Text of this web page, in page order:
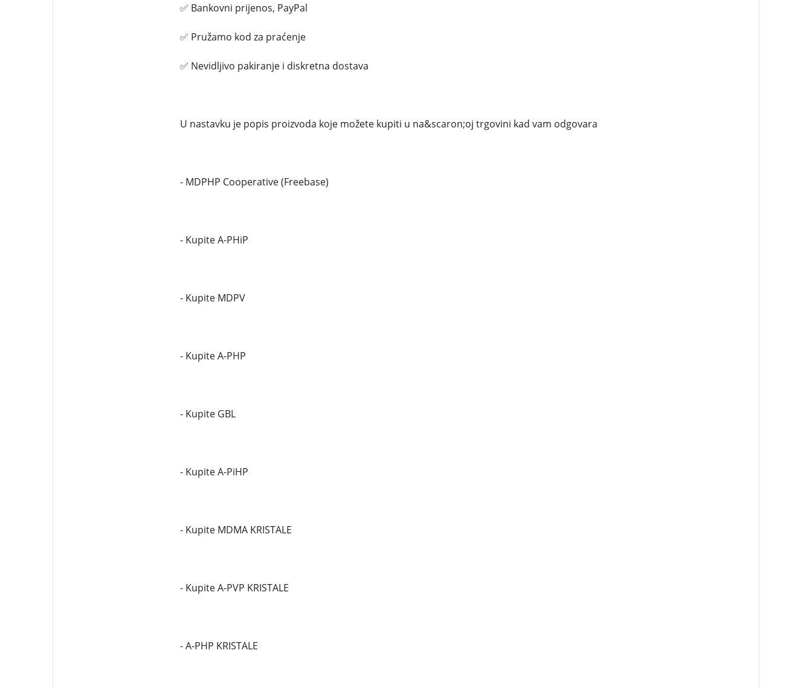
✅ Bankovni prijenos, PayPal
✅ Pružamo kod za praćenje
✅ Nevidljivo pakiranje i diskretna dostava
U nastavku je popis proizvoda koje možete kupiti u na&scaron;oj trgovini kad vam odgovara
- MDPHP Cooperative (Freebase)
- Kupite A-PHiP
- Kupite MDPV
- Kupite A-PHP
- Kupite GBL
- Kupite A-PiHP
- Kupite MDMA KRISTALE
- Kupite A-PVP KRISTALE
- A-PHP KRISTALE